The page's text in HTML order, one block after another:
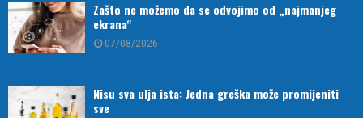
Zašto ne možemo da se odvojimo od „najmanjeg
ekrana“
07/08/2026
Nisu sva ulja ista: Jedna greška može promijeniti
sve